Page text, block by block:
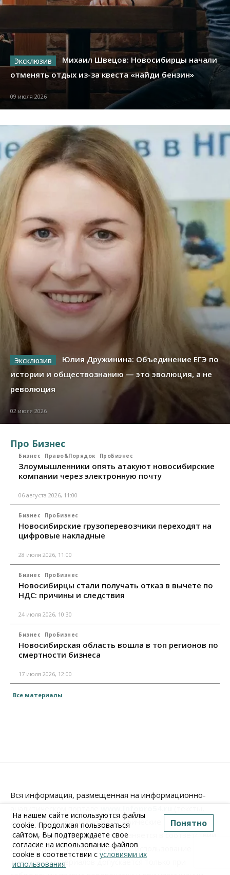
Михаил Швецов: Новосибирцы начали
отменять отдых из-за квеста «найди бензин»
09 июля 2026
Юлия Дружинина: Объединение ЕГЭ по
истории и обществознанию — это эволюция, а не
революция
02 июля 2026
Про Бизнес
Бизнес Право&Порядок ПроБизнес
Злоумышленники опять атакуют новосибирские
компании через электронную почту
06 августа 2026, 11:00
Бизнес ПроБизнес
Новосибирские грузоперевозчики переходят на
цифровые накладные
28 июля 2026, 11:00
Бизнес ПроБизнес
Новосибирцы стали получать отказ в вычете по
НДС: причины и следствия
24 июля 2026, 10:30
Бизнес ПроБизнес
Новосибирская область вошла в топ регионов по
смертности бизнеса
17 июля 2026, 12:00
Все материалы
Вся информация, размещенная на информационно-
иллюстрации, фотографии, графические материалы,
элементы дизайна, видео), охраняется в соответствии
с законодательством РФ. Любое использование
текстовых материалов допускается только при
На нашем сайте используются файлы
cookie. Продолжая пользоваться
сайтом, Вы подтверждаете свое
согласие на использование файлов
cookie в соответствии с условиями их
использования
Понятно